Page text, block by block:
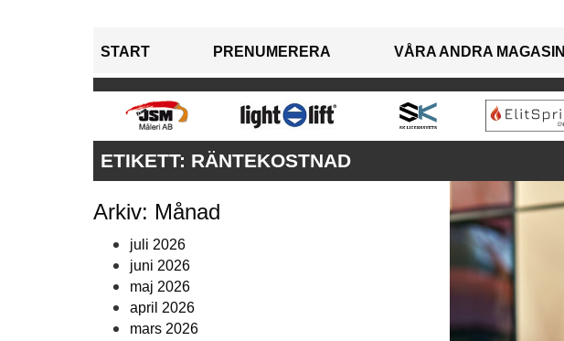
START PRENUMERERA VÅRA ANDRA MAGASIN
ETIKETT: RÄNTEKOSTNAD
Arkiv: Månad
juli 2026
juni 2026
maj 2026
april 2026
mars 2026